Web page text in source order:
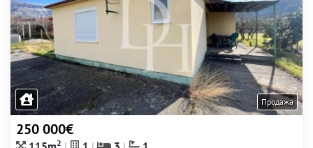
Продажа
250 000€
2